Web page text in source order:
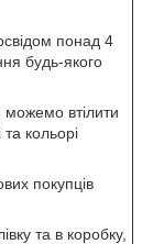
понад 4
будь-якого
можемо втілити
кольорі
покупців
та в коробку,